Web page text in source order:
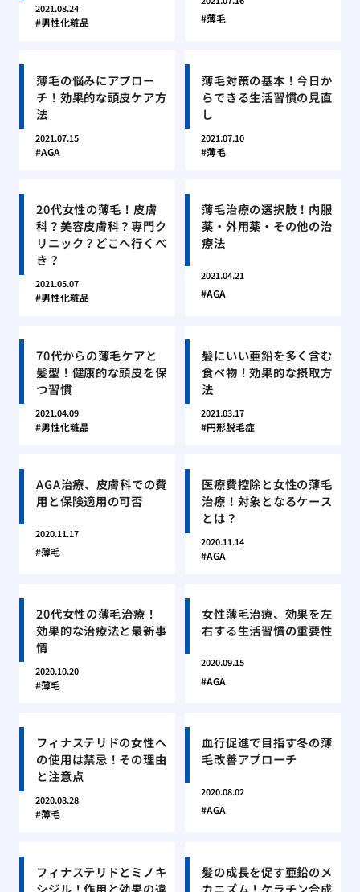
2021.08.24
男性化粧品 薄毛
薄毛の悩みにアプロー
チ！効果的な頭皮ケア方
法
2021.07.15
AGA
薄毛対策の基本！今日か
らできる生活習慣の見直
し
2021.07.10
薄毛
20代女性の薄毛！皮膚
科？美容皮膚科？専門ク
リニック？どこへ行くべ
き？
2021.05.07
男性化粧品
薄毛治療の選択肢！内服
薬・外用薬・その他の治
療法
2021.04.21
AGA
70代からの薄毛ケアと
髪型！健康的な頭皮を保
つ習慣
2021.04.09
男性化粧品
髪にいい亜鉛を多く含む
食べ物！効果的な摂取方
法
2021.03.17
円形脱毛症
AGA治療、皮膚科での費
用と保険適用の可否
2020.11.17
薄毛
医療費控除と女性の薄毛
治療！対象となるケース
とは？
2020.11.14
AGA
20代女性の薄毛治療！
効果的な治療法と最新事
情
2020.10.20
薄毛
女性薄毛治療、効果を左
右する生活習慣の重要性
2020.09.15
AGA
フィナステリドの女性へ
の使用は禁忌！その理由
と注意点
2020.08.28
薄毛
血行促進で目指す冬の薄
毛改善アプローチ
2020.08.02
AGA
フィナステリドとミノキ
シジル！作用と効果の違
髪の成長を促す亜鉛のメ
カニズム！ケラチン合成